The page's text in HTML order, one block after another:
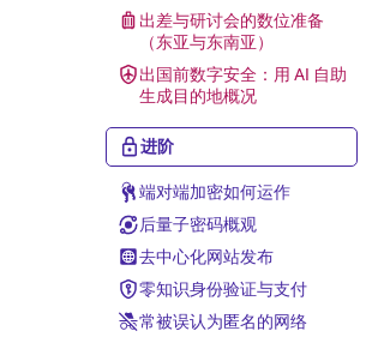
出差与研讨会的数位准备
（东亚与东南亚）
出国前数字安全：用 AI 自助
生成目的地概况
进阶
端对端加密如何运作
后量子密码概观
去中心化网站发布
零知识身份验证与支付
常被误认为匿名的网络